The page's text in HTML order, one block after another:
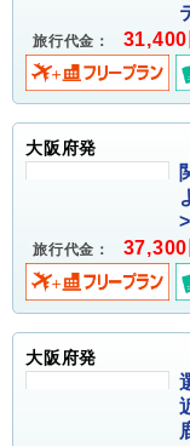
旅行代金：
大阪府発
旅行代金：
大阪府発